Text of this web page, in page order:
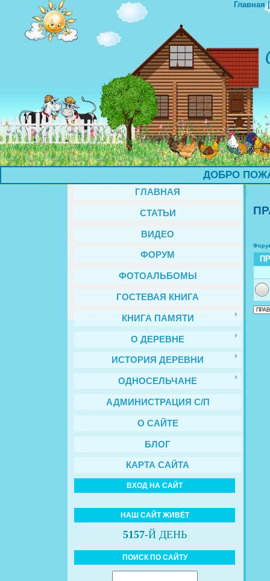
Главная
ДОБРО
ГЛАВНАЯ
СТАТЬИ
ВИДЕО
ФОРУМ
ФОТОАЛЬБОМЫ
ГОСТЕВАЯ КНИГА
КНИГА ПАМЯТИ
О ДЕРЕВНЕ
ИСТОРИЯ ДЕРЕВНИ
ОДНОСЕЛЬЧАНЕ
АДМИНИСТРАЦИЯ С/П
О САЙТЕ
БЛОГ
КАРТА САЙТА
ВХОД НА САЙТ
НАШ САЙТ ЖИВЁТ
5157-Й ДЕНЬ
ПОИСК ПО САЙТУ